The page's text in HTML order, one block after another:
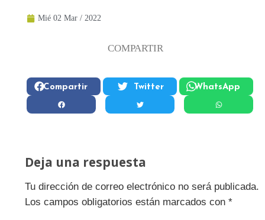
Mié 02 Mar / 2022
COMPARTIR
Compartir Twitter WhatsApp
Deja una respuesta
Tu dirección de correo electrónico no será publicada.
Los campos obligatorios están marcados con *